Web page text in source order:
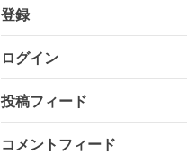
登録
ログイン
投稿フィード
コメントフィード